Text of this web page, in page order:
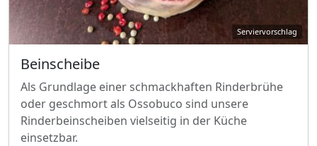
Beinscheibe
Als Grundlage einer schmackhaften Rinderbrühe
oder geschmort als Ossobuco sind unsere
Rinderbeinscheiben vielseitig in der Küche
einsetzbar.